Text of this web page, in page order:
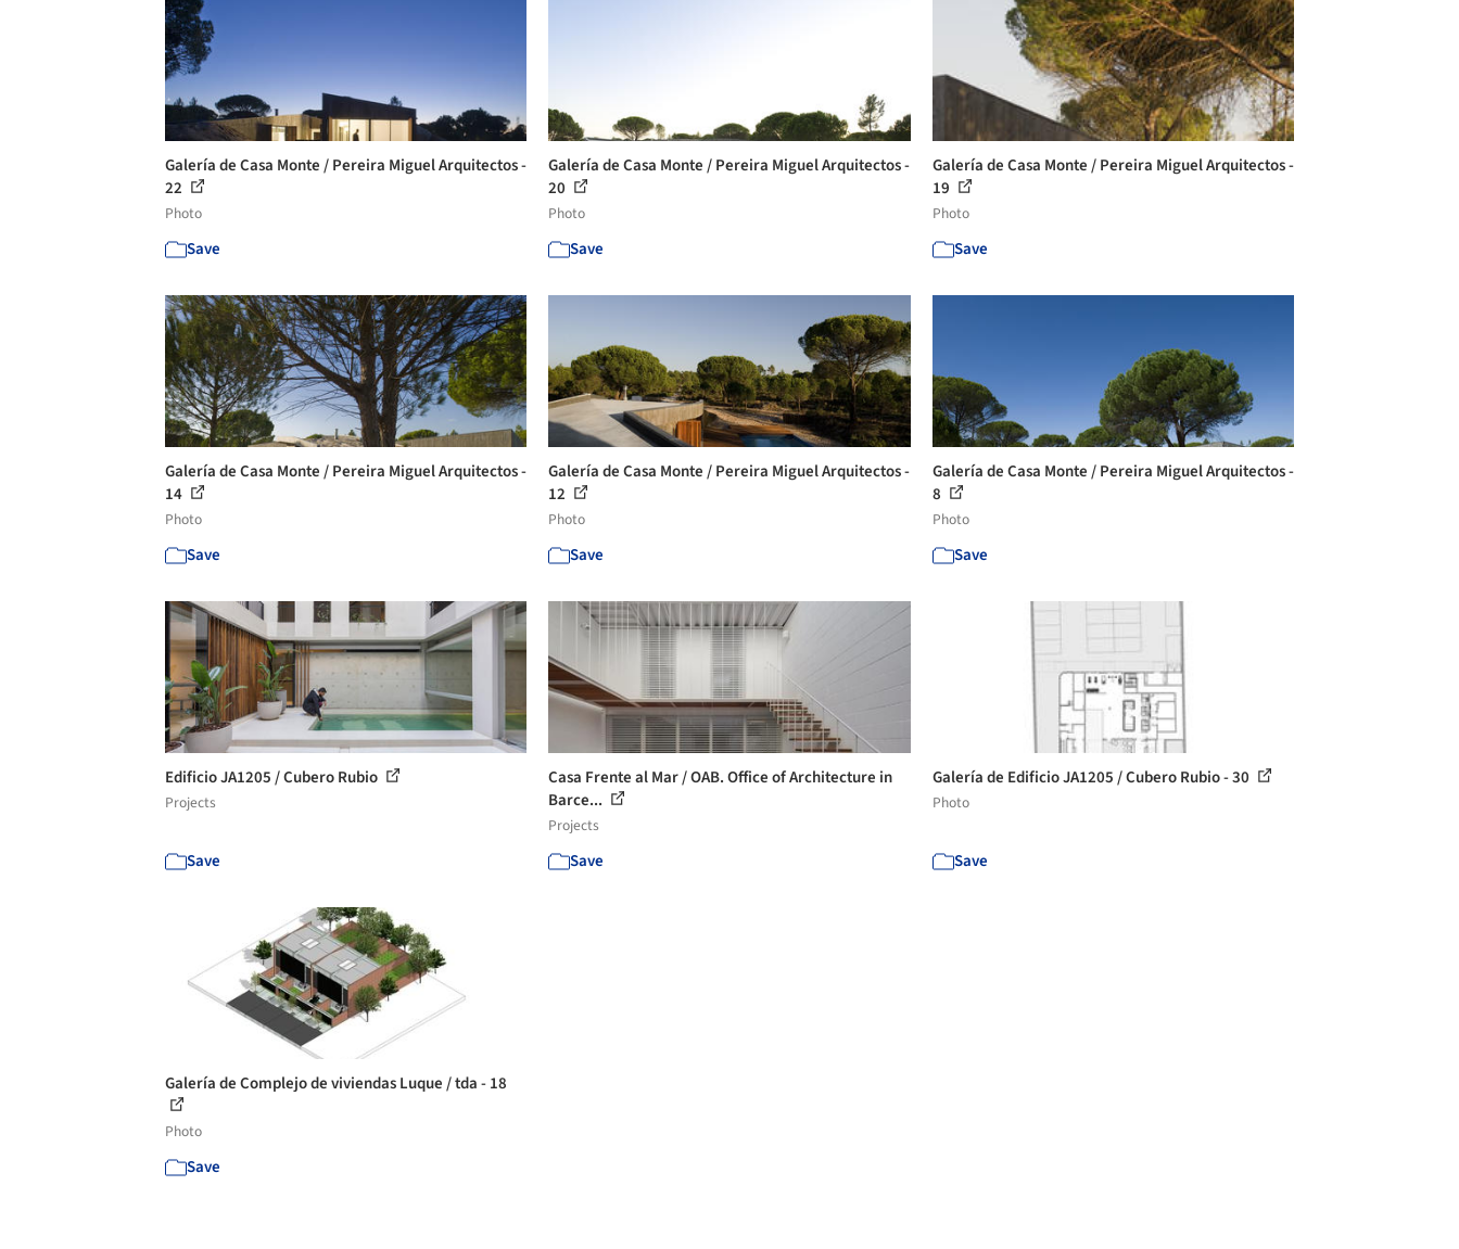
Galería de Casa Monte / Pereira Miguel Arquitectos -
22
Photo
Save
Galería de Casa Monte / Pereira Miguel Arquitectos -
20
Photo
Save
Galería de Casa Monte / Pereira Miguel Arquitectos -
19
Photo
Save
Galería de Casa Monte / Pereira Miguel Arquitectos -
14
Photo
Save
Galería de Casa Monte / Pereira Miguel Arquitectos -
12
Photo
Save
Galería de Casa Monte / Pereira Miguel Arquitectos -
8
Photo
Save
Edificio JA1205 / Cubero Rubio
Projects
Save
Casa Frente al Mar / OAB. Office of Architecture in
Barce...
Projects
Save
Galería de Edificio JA1205 / Cubero Rubio - 30
Photo
Save
Galería de Complejo de viviendas Luque / tda - 18
Photo
Save